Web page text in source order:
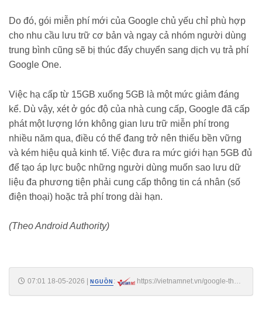
Do đó, gói miễn phí mới của Google chủ yếu chỉ phù hợp
cho nhu cầu lưu trữ cơ bản và ngay cả nhóm người dùng
trung bình cũng sẽ bị thúc đẩy chuyển sang dịch vụ trả phí
Google One.
Việc hạ cấp từ 15GB xuống 5GB là một mức giảm đáng
kể. Dù vậy, xét ở góc độ của nhà cung cấp, Google đã cấp
phát một lượng lớn không gian lưu trữ miễn phí trong
nhiều năm qua, điều có thể đang trở nên thiếu bền vững
và kém hiệu quả kinh tế. Việc đưa ra mức giới hạn 5GB đủ
để tạo áp lực buộc những người dùng muốn sao lưu dữ
liệu đa phương tiện phải cung cấp thông tin cá nhân (số
điện thoại) hoặc trả phí trong dài hạn.
(Theo Android Authority)
07:01 18-05-2026 | NGUỒN :
https://vietnamnet.vn/google-thu-